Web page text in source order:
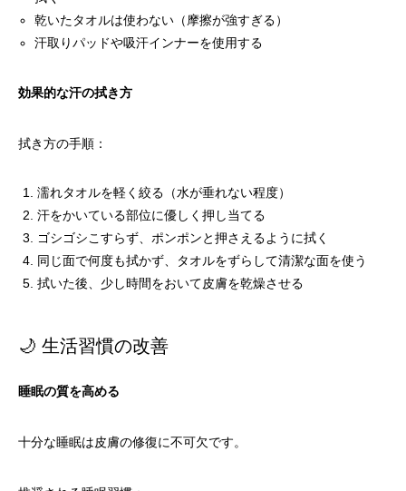
乾いたタオルは使わない（摩擦が強すぎる）
汗取りパッドや吸汗インナーを使用する
効果的な汗の拭き方
拭き方の手順：
濡れタオルを軽く絞る（水が垂れない程度）
汗をかいている部位に優しく押し当てる
ゴシゴシこすらず、ポンポンと押さえるように拭く
同じ面で何度も拭かず、タオルをずらして清潔な面を使う
拭いた後、少し時間をおいて皮膚を乾燥させる
🌙 生活習慣の改善
睡眠の質を高める
十分な睡眠は皮膚の修復に不可欠です。